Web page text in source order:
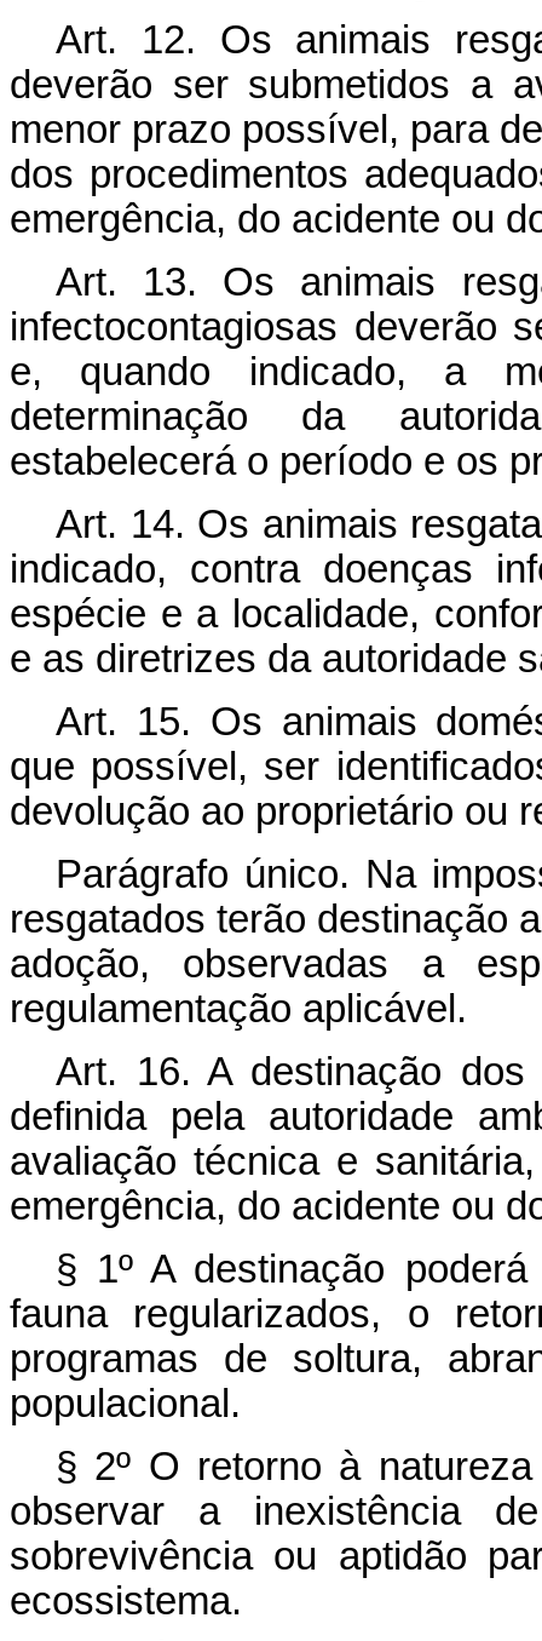
Art. 12. Os animais
deverão ser submetidos a
menor prazo possível, para
dos procedimentos
emergência, do acidente ou
Art. 13. Os animais
infectocontagiosas deverão
e, quando indicado, a
determinação da
estabelecerá o período e os
Art. 14. Os animais
indicado, contra doenças
espécie e a localidade,
e as diretrizes da autoridade
Art. 15. Os animais
que possível, ser
devolução ao proprietário ou
Parágrafo único. Na
resgatados terão destinação
adoção, observadas a
regulamentação aplicável.
Art. 16. A destinação
definida pela autoridade
avaliação técnica e
emergência, do acidente ou
§ 1º A destinação
fauna regularizados, o
programas de soltura,
populacional.
§ 2º O retorno à
observar a inexistência
sobrevivência ou aptidão
ecossistema.